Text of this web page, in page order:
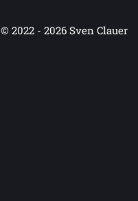
© 2022 - 2026 Sven Clauer